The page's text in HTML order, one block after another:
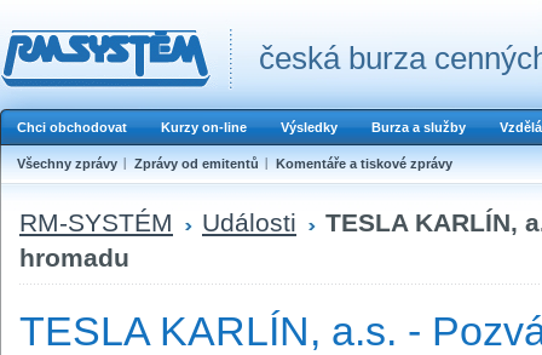
česká burza
Chci obchodovat Kurzy on-line Výsledky Burza a služby
Všechny zprávy Zprávy od emitentů Komentáře a tiskové zprávy
RM-SYSTÉM Události
TESLA KARLÍN,
hromadu
TESLA KARLÍN, a.s. -